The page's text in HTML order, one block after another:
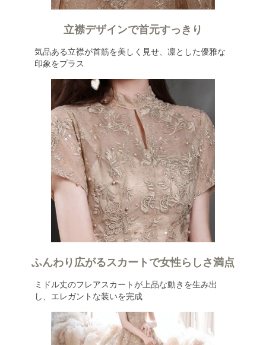
立襟デザインで首元すっきり
気品ある立襟が首筋を美しく見せ、凛とした優雅な
印象をプラス
ふんわり広がるスカートで女性らしさ満点
ミドル丈のフレアスカートが上品な動きを生み出
し、エレガントな装いを完成